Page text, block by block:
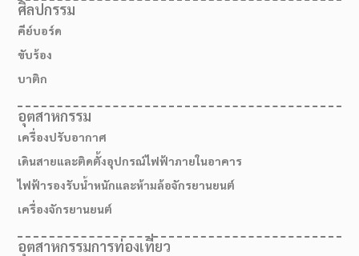
ศิลปกรรม
คีย์บอร์ด
ขับร้อง
บาติก
อุตสาหกรรม
เครื่องปรับอากาศ
เดินสายและติดตั้งอุปกรณ์ไฟฟ้าภายในอาคาร
ไฟฟ้ารองรับน้ำหนักและห้ามล้อจักรยานยนต์
เครื่องจักรยานยนต์
อุตสาหกรรมการท่องเที่ยว